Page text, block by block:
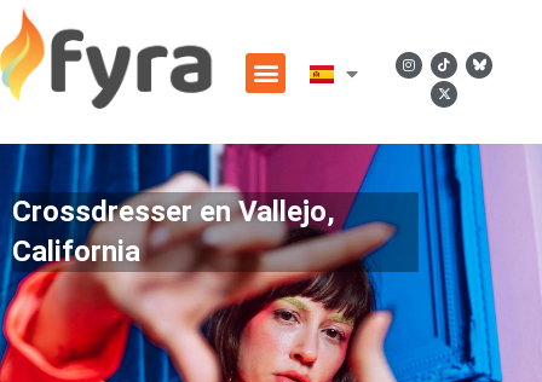
Crossdresser en Vallejo,
California